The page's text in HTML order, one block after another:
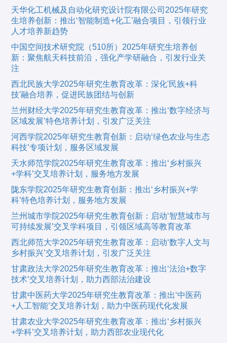
天华化工机械及自动化研究设计院有限公司2025年研究
生培养创新：推出‘智能制造+化工’融合项目，引领行业
人才培养新趋势
中国空间技术研究院（510所）2025年研究生培养创
新：聚焦航天科技前沿，强化产学研融合，引发行业关
注
西北民族大学2025年研究生教育改革：深化'民族+科
技'融合培养，促进民族团结与创新
兰州财经大学2025年研究生教育改革：推出‘数字经济与
区域发展’特色培养计划，引发广泛关注
河西学院2025年研究生教育创新：启动‘绿色农业与生态
科技’专项计划，服务区域发展
天水师范学院2025年研究生教育改革：推出‘乡村振兴
+学科’交叉培养计划，服务地方发展
陇东学院2025年研究生教育创新：推出‘乡村振兴+学
科’特色培养计划，服务地方发展
兰州城市学院2025年研究生教育创新：启动‘智慧城市与
可持续发展’交叉学科项目，引领区域高等教育改革
西北师范大学2025年研究生教育改革：启动‘数字人文与
乡村振兴’交叉培养计划，引发广泛关注
甘肃政法大学2025年研究生教育改革：推出‘法治+数字
技术’交叉培养计划，助力西部法治建设
甘肃中医药大学2025年研究生教育改革：推出‘中医药
+人工智能’交叉培养计划，助力中医药现代化发展
甘肃农业大学2025年研究生教育改革：推出‘乡村振兴
+学科’交叉培养计划，助力西部农业现代化